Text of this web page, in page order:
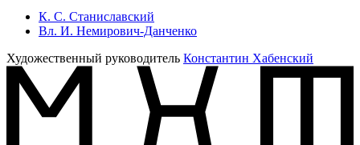
К. С. Станиславский
Вл. И. Немирович-Данченко
Художественный руководитель Константин Хабенский